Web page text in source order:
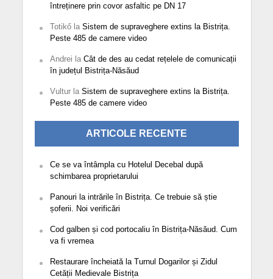
întreținere prin covor asfaltic pe DN 17
Totikőla Sistem de supraveghere extins la Bistrița.
Peste 485 de camere video
Andrei la Cât de des au cedat rețelele de comunicații
în județul Bistrița-Năsăud
Vulturla Sistem de supraveghere extins la Bistrița.
Peste 485 de camere video
ARTICOLE RECENTE
Ce se va întâmpla cu Hotelul Decebal după
schimbarea proprietarului
Panouri la intrările în Bistrița. Ce trebuie să știe
șoferii. Noi verificări
Cod galben și cod portocaliu în Bistrița-Năsăud. Cum
va fi vremea
Restaurare încheiată la Turnul Dogarilor și Zidul
Cetății Medievale Bistrița